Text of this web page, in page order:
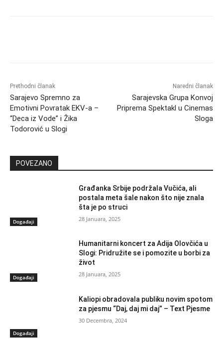
Prethodni članak
Sarajevo Spremno za
Emotivni Povratak EKV-a –
“Deca iz Vode” i Žika
Todorović u Slogi
Naredni članak
Sarajevska Grupa Konvoj
Priprema Spektakl u Cinemas
Sloga
POVEZANO
Događaji
Građanka Srbije podržala Vučića, ali
postala meta šale nakon što nije znala
šta je po struci
28 Januara, 2025
Događaji
Humanitarni koncert za Adija Olovčića u
Slogi: Pridružite se i pomozite u borbi za
život
28 Januara, 2025
Događaji
Kaliopi obradovala publiku novim spotom
za pjesmu “Daj, daj mi daj” – Text Pjesme
30 Decembra, 2024